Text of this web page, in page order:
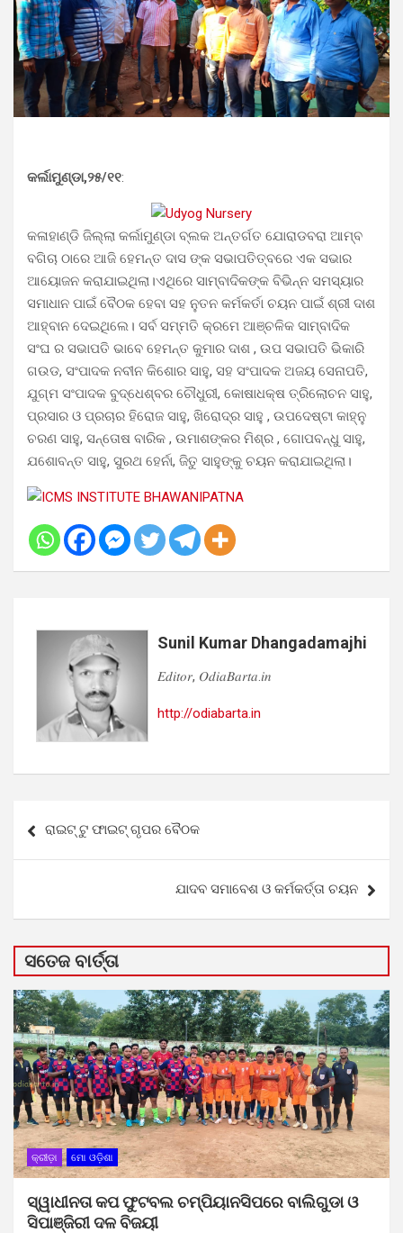
କର୍ଲାମୁଣ୍ଡା,୨୫/୧୧:
କଳାହାଣ୍ଡି ଜିଲ୍ଲା କର୍ଲାମୁଣ୍ଡା ବ୍ଲକ ଅନ୍ତର୍ଗତ ଯୋରାଡବରା ଆମ୍ବ
ବଗିଚା ଠାରେ ଆଜି ହେମନ୍ତ ଦାସ ଙ୍କ ସଭାପତିତ୍ବରେ ଏକ ସଭାର
ଆୟୋଜନ କରାଯାଇଥିଲା।ଏଥିରେ ସାମ୍ବାଦିକଙ୍କ ବିଭିନ୍ନ ସମସ୍ୟାର
ସମାଧାନ ପାଇଁ ବୈଠକ ହେବା ସହ ନୁତନ କର୍ମକର୍ତା ଚୟନ ପାଇଁ ଶ୍ରୀ ଦାଶ
ଆହ୍ବାନ ଦେଇଥିଲେ। ସର୍ବ ସମ୍ମତି କ୍ରମେ ଆଞ୍ଚଳିକ ସାମ୍ବାଦିକ
ସଂଘ ର ସଭାପତି ଭାବେ ହେମନ୍ତ କୁମାର ଦାଶ , ଉପ ସଭାପତି ଭିକାରି
ଗଉଡ, ସଂପାଦକ ନବୀନ କିଶୋର ସାହୁ, ସହ ସଂପାଦକ ଅଜୟ ସେନାପତି,
ଯୁଗ୍ମ ସଂପାଦକ ବୁଦ୍ଧେଶ୍ବର ଚୌଧୁରୀ, କୋଷାଧକ୍ଷ ତ୍ରିଲୋଚନ ସାହୁ,
ପ୍ରସାର ଓ ପ୍ରଚାର ହିରୋଜ ସାହୁ, ଖିରୋଦ୍ର ସାହୁ , ଉପଦେଷ୍ଟା କାହ୍ନୁ
ଚରଣ ସାହୁ, ସନ୍ତୋଷ ବାରିକ , ଉମାଶଙ୍କର ମିଶ୍ର , ଗୋପବନ୍ଧୁ ସାହୁ,
ଯଶୋବନ୍ତ ସାହୁ, ସୁରଥ ହେର୍ନା, ଜିତୁ ସାହୁଙ୍କୁ ଚୟନ କରାଯାଇଥିଲା।
Sunil Kumar Dhangadamajhi
𝐸𝑑𝑖𝑡𝑜𝑟, 𝑂𝑑𝑖𝑎𝐵𝑎𝑟𝑡𝑎.𝑖𝑛
http://odiabarta.in
navigation
ରାଇଟ୍ ଟୁ ଫାଇଟ୍ ଗୃପର ବୈଠକ
ଯାଦବ ସମାବେଶ ଓ କର୍ମକର୍ତ୍ତା ଚୟନ
ସତେଜ ବାର୍ତ୍ତା
କ୍ରୀଡ଼ା ମୋ ଓଡ଼ିଶା
ସ୍ୱାଧୀନତା କପ ଫୁଟବଲ ଚମ୍ପିୟାନସିପରେ ବାଲିଗୁଡା ଓ
ସିପାଞ୍ଜିରୀ ଦଳ ବିଜୟୀ